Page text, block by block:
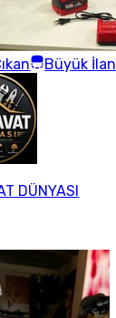
Büyük İlan
DÜNYASI